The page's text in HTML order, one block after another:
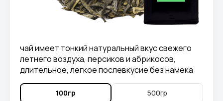
чай имеет тонкий натуральный вкус свежего
летнего воздуха, персиков и абрикосов,
длительное, легкое послевкусие без намека
на горечь.
100гр 500гр